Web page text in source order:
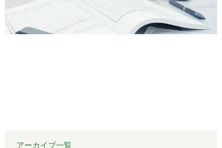
アーカイブ一覧